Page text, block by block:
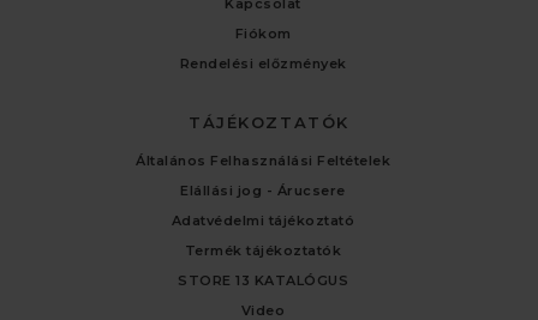
Kapcsolat
Fiókom
Rendelési előzmények
TÁJÉKOZTATÓK
Általános Felhasználási Feltételek
Elállási jog - Árucsere
Adatvédelmi tájékoztató
Termék tájékoztatók
STORE 13 KATALÓGUS
Video